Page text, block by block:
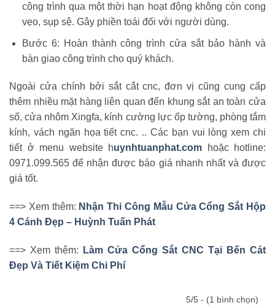
công trình qua một thời hạn hoạt động không còn cong
vẹo, sụp sệ. Gây phiền toái đối với người dùng.
Bước 6: Hoàn thành công trình cửa sắt bảo hành và
bàn giao công trình cho quý khách.
Ngoài cửa chính bởi sắt cắt cnc, đơn vị cũng cung cấp
thêm nhiều mặt hàng liên quan đến khung sắt an toàn cửa
sổ, cửa nhôm Xingfa, kính cường lực ốp tường, phòng tắm
kính, vách ngăn họa tiết cnc. .. Các bạn vui lòng xem chi
tiết ở menu website huynhtuanphat.com hoặc hotline:
0971.099.565 để nhận được báo giá nhanh nhất và được
giá tốt.
==> Xem thêm: Nhận Thi Công Mẫu Cửa Cổng Sắt Hộp
4 Cánh Đẹp – Huỳnh Tuấn Phát
==> Xem thêm:
Làm Cửa Cổng Sắt CNC Tại Bến Cát
Đẹp Và Tiết Kiệm Chi Phí
5/5 - (1 bình chọn)